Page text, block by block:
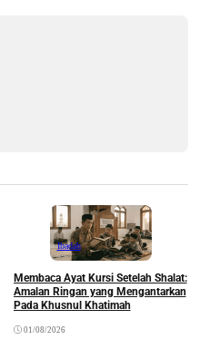
Ibadah
Membaca Ayat Kursi Setelah Shalat:
Amalan Ringan yang Mengantarkan
Pada Khusnul Khatimah
01/08/2026